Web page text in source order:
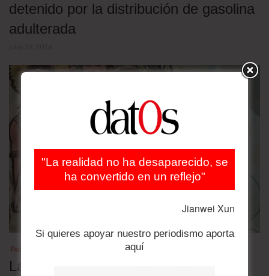
detenido por la distribución de gasolina
adulterada
Patrimonio cultural
Las lenguas nativas en Bolivia en
"La realidad no ha desaparecido, se
ha convertido en un reflejo"
Jianwei Xun
Si quieres apoyar nuestro periodismo aporta
aquí